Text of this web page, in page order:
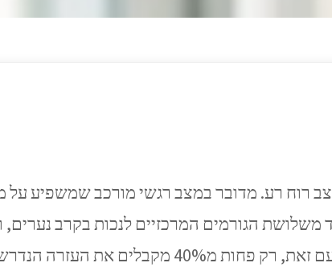
רוח רע. מדובר במצב רגשי מורכב שמשפיע על
מקבלים את העזרה הנדרשת.